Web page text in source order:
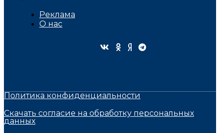
Реклама
О нас
Политика конфиденциальности
Скачать согласие на обработку персональных
данных